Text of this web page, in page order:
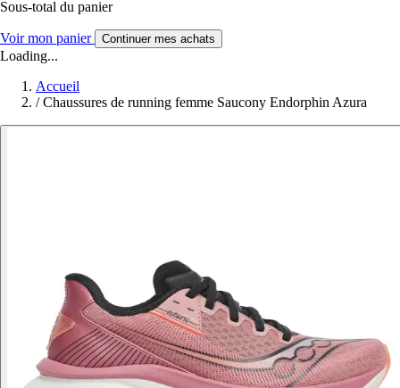
Sous-total du panier
Voir mon panier Continuer mes achats
Loading...
Accueil
/ Chaussures de running femme Saucony Endorphin Azura